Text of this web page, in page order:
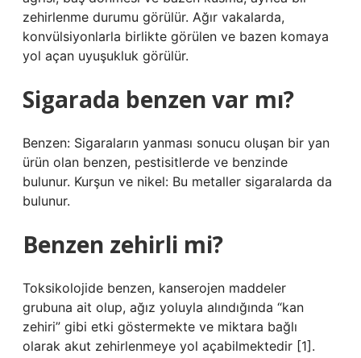
zehirlenme durumu görülür. Ağır vakalarda,
konvülsiyonlarla birlikte görülen ve bazen komaya
yol açan uyuşukluk görülür.
Sigarada benzen var mı?
Benzen: Sigaraların yanması sonucu oluşan bir yan
ürün olan benzen, pestisitlerde ve benzinde
bulunur. Kurşun ve nikel: Bu metaller sigaralarda da
bulunur.
Benzen zehirli mi?
Toksikolojide benzen, kanserojen maddeler
grubuna ait olup, ağız yoluyla alındığında “kan
zehiri” gibi etki göstermekte ve miktara bağlı
olarak akut zehirlenmeye yol açabilmektedir [1].